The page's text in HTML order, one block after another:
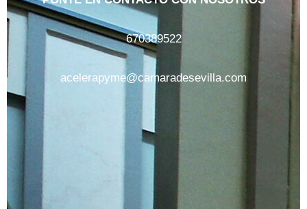
670389522
acelerapyme@camaradesevilla.com